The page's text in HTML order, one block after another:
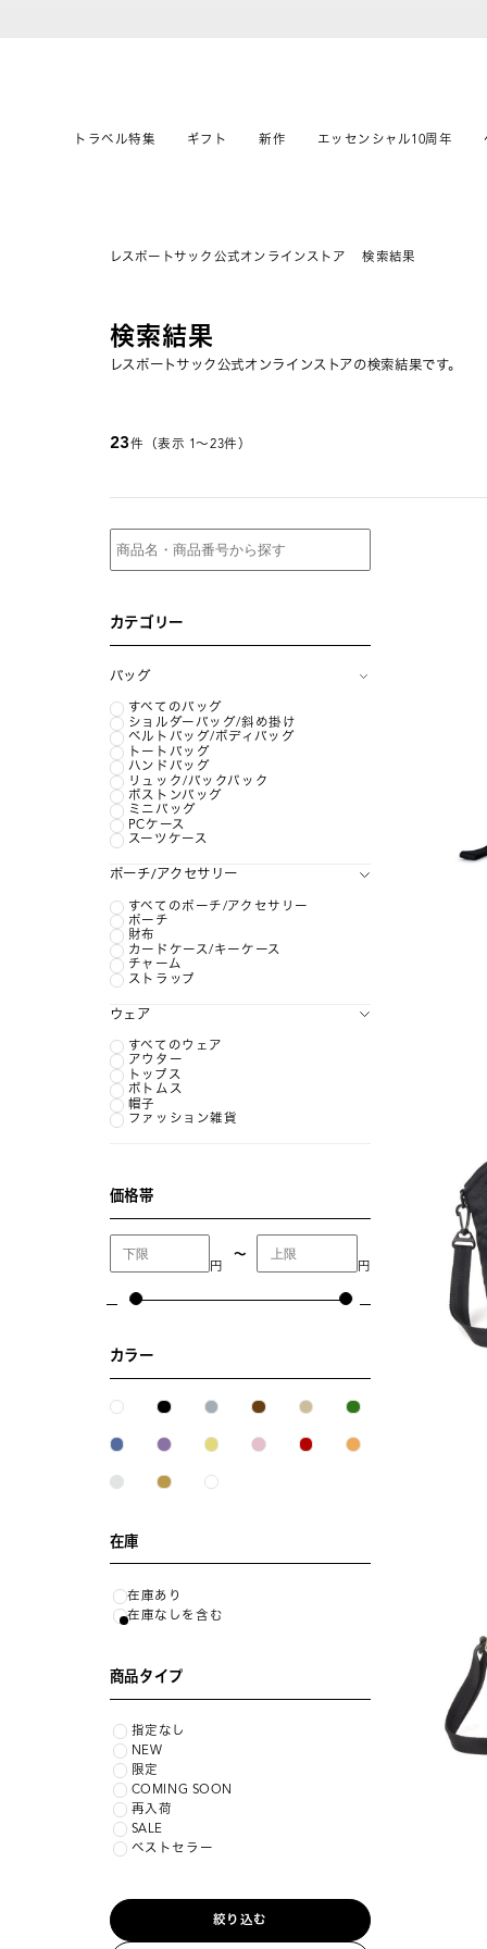
トラベル特集 ギフト 新作 エッセンシャル10周年
レスポートサック公式オンラインストア 検索結果
検索結果
レスポートサック公式オンラインストアの検索結果です。
23件（表示 1〜23件）
カテゴリー
バッグ
すべてのバッグ
ショルダーバッグ/斜め掛け
ベルトバッグ/ボディバッグ
トートバッグ
ハンドバッグ
リュック/バックパック
ボストンバッグ
ミニバッグ
PCケース
スーツケース
ポーチ/アクセサリー
すべてのポーチ/アクセサリー
ポーチ
財布
カードケース/キーケース
チャーム
ストラップ
ウェア
すべてのウェア
アウター
トップス
ボトムス
帽子
ファッション雑貨
価格帯
円
〜
円
カラー
在庫
在庫あり
在庫なしを含む
商品タイプ
指定なし
NEW
限定
COMING SOON
再入荷
SALE
ベストセラー
絞り込む